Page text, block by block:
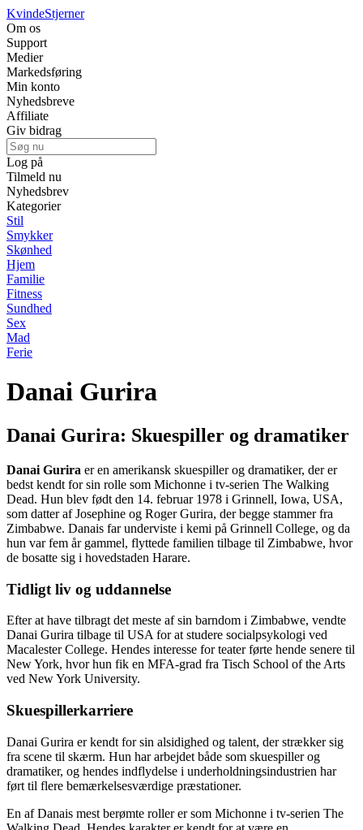
KvindeStjerner
Om os
Support
Medier
Markedsføring
Min konto
Nyhedsbreve
Affiliate
Giv bidrag
Log på
Tilmeld nu
Nyhedsbrev
Kategorier
Stil
Smykker
Skønhed
Hjem
Familie
Fitness
Sundhed
Sex
Mad
Ferie
Danai Gurira
Danai Gurira: Skuespiller og dramatiker
Danai Gurira er en amerikansk skuespiller og dramatiker, der er
bedst kendt for sin rolle som Michonne i tv-serien The Walking
Dead. Hun blev født den 14. februar 1978 i Grinnell, Iowa, USA,
som datter af Josephine og Roger Gurira, der begge stammer fra
Zimbabwe. Danais far underviste i kemi på Grinnell College, og da
hun var fem år gammel, flyttede familien tilbage til Zimbabwe, hvor
de bosatte sig i hovedstaden Harare.
Tidligt liv og uddannelse
Efter at have tilbragt det meste af sin barndom i Zimbabwe, vendte
Danai Gurira tilbage til USA for at studere socialpsykologi ved
Macalester College. Hendes interesse for teater førte hende senere til
New York, hvor hun fik en MFA-grad fra Tisch School of the Arts
ved New York University.
Skuespillerkarriere
Danai Gurira er kendt for sin alsidighed og talent, der strækker sig
fra scene til skærm. Hun har arbejdet både som skuespiller og
dramatiker, og hendes indflydelse i underholdningsindustrien har
ført til flere bemærkelsesværdige præstationer.
En af Danais mest berømte roller er som Michonne i tv-serien The